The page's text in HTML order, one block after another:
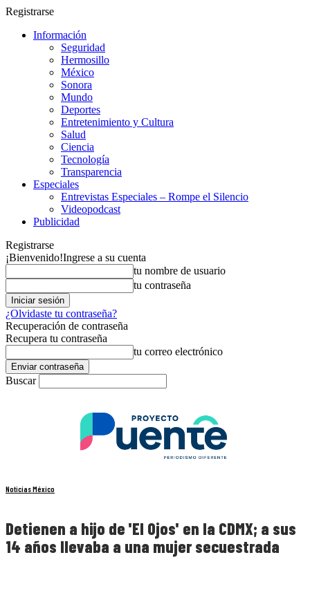
Registrarse
Información
Seguridad
Hermosillo
México
Sonora
Mundo
Deportes
Entretenimiento y Cultura
Salud
Ciencia
Tecnología
Transparencia
Especiales
Entrevistas Especiales – Rompe el Silencio
Videopodcast
Publicidad
Registrarse
¡Bienvenido!Ingrese a su cuenta
tu nombre de usuario
tu contraseña
¿Olvidaste tu contraseña?
Recuperación de contraseña
Recupera tu contraseña
tu correo electrónico
Buscar
Noticias México
Detienen a hijo de 'El Ojos' en la CDMX; a sus
14 años llevaba a una mujer secuestrada